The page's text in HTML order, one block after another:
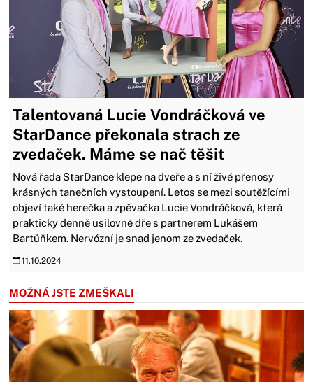
Talentovaná Lucie Vondráčková ve
StarDance překonala strach ze
zvedaček. Máme se nač těšit
Nová řada StarDance klepe na dveře a s ní živé přenosy
krásných tanečních vystoupení. Letos se mezi soutěžícími
objeví také herečka a zpěvačka Lucie Vondráčková, která
prakticky denně usilovně dře s partnerem Lukášem
Bartůňkem. Nervózní je snad jenom ze zvedaček.
11.10.2024
MOŽNÁ JSTE ZMEŠKALI